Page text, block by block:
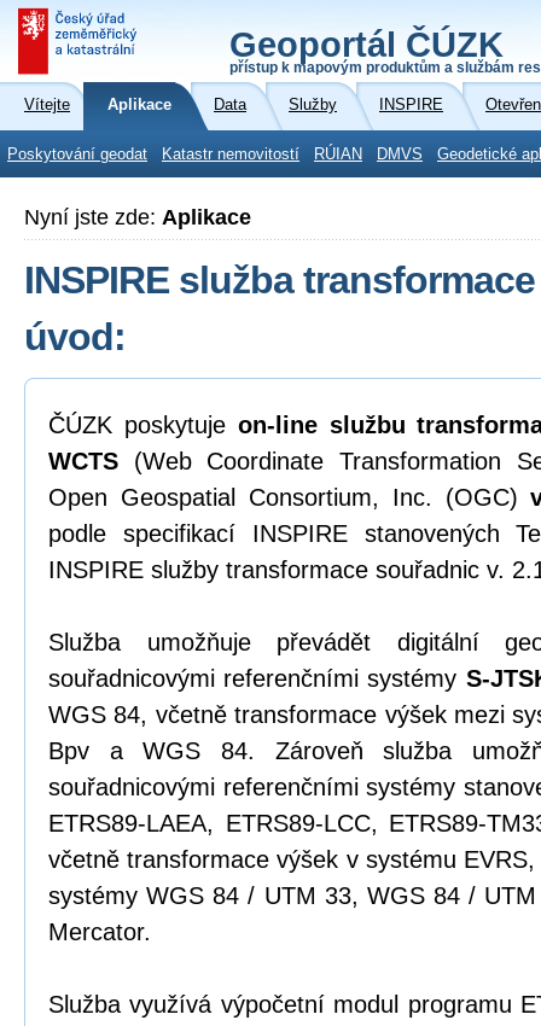
Geoportál ČÚZK
přístup k mapovým produktům a službám
Vítejte Aplikace Data Služby INSPIRE
Poskytování geodat Katastr nemovitostí RÚIAN DMVS Geodetické
Nyní jste zde: Aplikace
INSPIRE služba
úvod:
ČÚZK poskytuje on-line službu
WCTS (Web Coordinate Transformation
Open Geospatial Consortium, Inc. (OGC)
podle specifikací INSPIRE stanovených
INSPIRE služby transformace souřadnic v.
Služba umožňuje převádět digitální
souřadnicovými referenčními systémy S-
WGS 84, včetně transformace výšek mezi
Bpv a WGS 84. Zároveň služba
souřadnicovými referenčními systémy
ETRS89-LAEA, ETRS89-LCC, ETRS89-
včetně transformace výšek v systému
systémy WGS 84 / UTM 33, WGS 84 /
Mercator.
Služba využívá výpočetní modul programu